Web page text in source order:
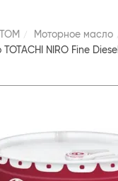
Моторное масло
NIRO Fine